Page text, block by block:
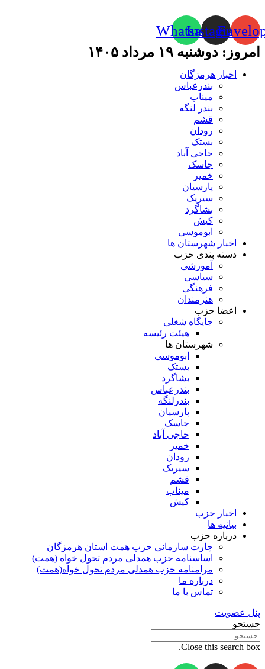
Instagram
Whatsapp
امروز: دوشنبه ۱۹ مرداد ۱۴۰۵
اخبار هرمزگان
بندرعباس
میناب
بندر لنگه
قشم
رودان
بستک
حاجی آباد
جاسک
خمیر
پارسیان
سیریک
بشاگرد
کیش
ابوموسی
اخبار شهرستان ها
دسته بندی حزب
آموزشی
سیاسی
فرهنگی
هنرمندان
اعضا حزب
جایگاه شغلی
هیئت رئیسه
شهرستان ها
ابوموسی
بستک
بشاگرد
بندرعباس
بندرلنگه
پارسیان
جاسک
حاجی آباد
خمیر
رودان
سیریک
قشم
میناب
کیش
اخبار حزب
بیانیه ها
درباره حزب
چارت سازمانی حزب همت استان هرمزگان
اساسنامه حزب همدلی مردم تحول خواه (همت)
مرامنامه حزب همدلی مردم تحول خواه(همت)
درباره ما
تماس با ما
پنل عضویت
جستجو
Close this search box.